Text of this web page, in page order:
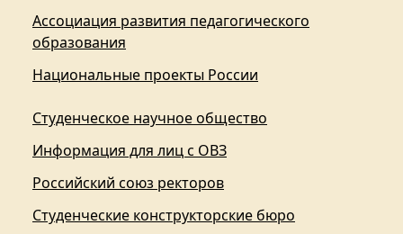
Ассоциация развития педагогического
образования
Национальные проекты России
Студенческое научное общество
Информация для лиц с ОВЗ
Российский союз ректоров
Студенческие конструкторские бюро